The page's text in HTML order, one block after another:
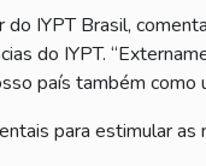
IYPT Brasil,
do IYPT.
país também
para estimular